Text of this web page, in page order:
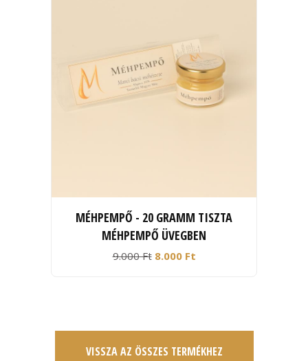
MÉHPEMPŐ - 20 GRAMM TISZTA
MÉHPEMPŐ ÜVEGBEN
9.000 Ft 8.000 Ft
VISSZA AZ ÖSSZES TERMÉKHEZ